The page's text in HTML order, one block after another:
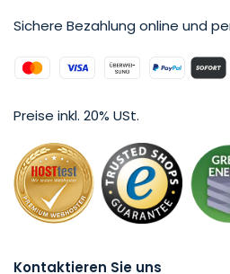
Sichere Bezahlung online und
Preise inkl. 20% USt.
Kontaktieren Sie uns